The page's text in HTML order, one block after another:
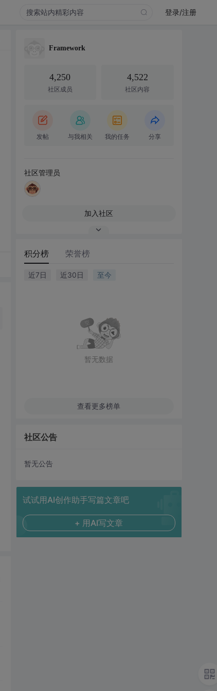
登录/注册
Framework
4,250
社区成员
4,522
社区内容
发帖 与我相关 我的任务 分享
社区管理员
加入社区
积分榜 荣誉榜
近7日 近30日 至今
暂无数据
查看更多榜单
社区公告
暂无公告
试试用AI创作助手写篇文章吧
+ 用AI写文章